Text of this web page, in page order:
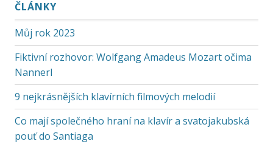
ČLÁNKY
Můj rok 2023
Fiktivní rozhovor: Wolfgang Amadeus Mozart očima
Nannerl
9 nejkrásnějších klavírních filmových melodií
Co mají společného hraní na klavír a svatojakubská
pouť do Santiaga